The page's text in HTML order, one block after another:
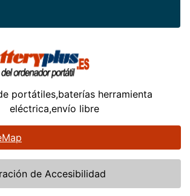
portátiles,baterías herramienta
eléctrica,envío libre
de Accesibilidad